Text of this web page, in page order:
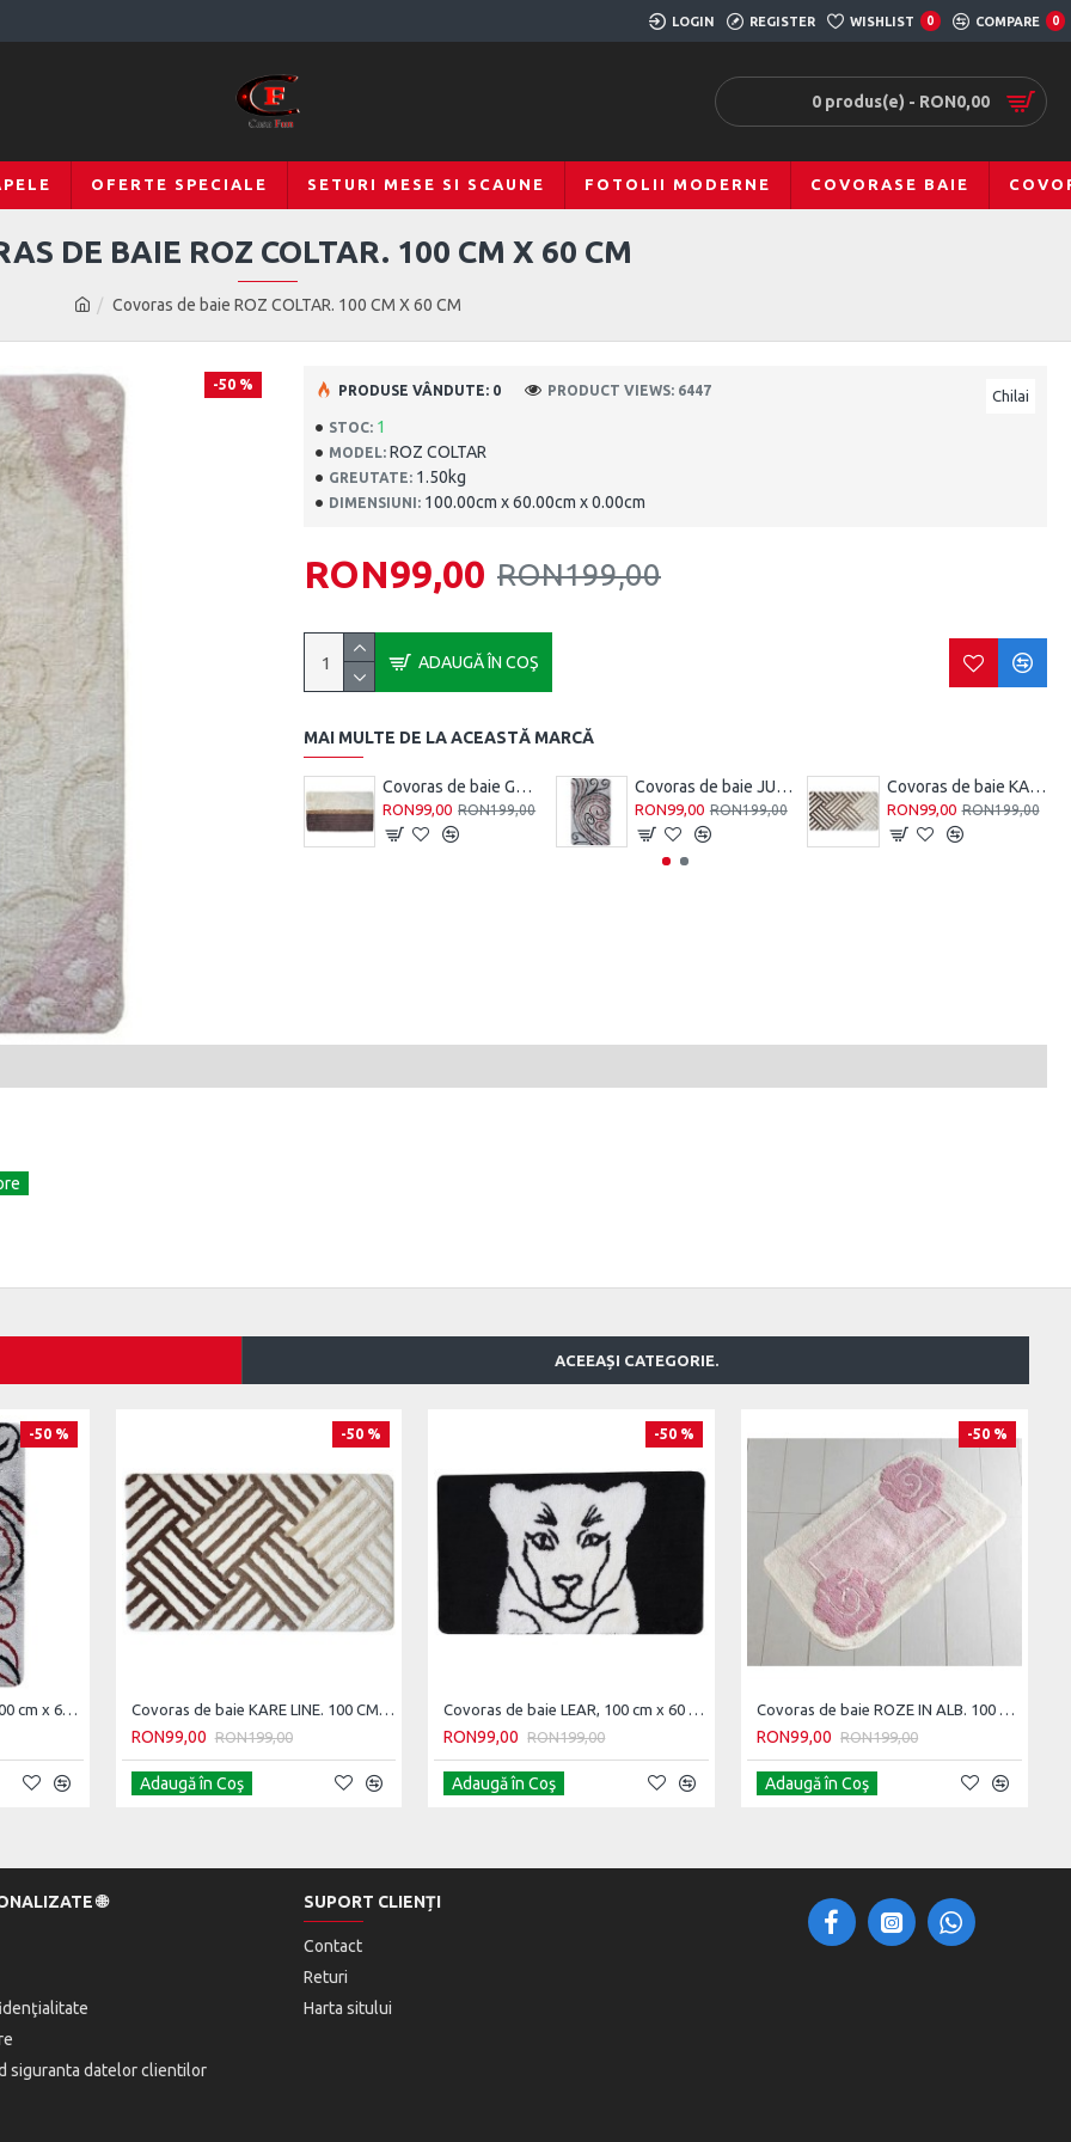
LOGIN REGISTER WISHLIST 0 COMPARE 0
0 produs(e) - RON0,00
OFERTE SPECIALE SETURI MESE SI SCAUNE FOTOLII MODERNE COVORASE BAIE
Covoras de baie ROZ COLTAR. 100 CM X 60 CM
DE BAIE ROZ COLTAR. 100 CM X 60 CM
-50 %
STOC: 1
MODEL: ROZ COLTAR
GREUTATE: 1.50kg
DIMENSIUNI: 100.00cm x 60.00cm x 0.00cm
Chilai
PRODUSE VÂNDUTE: 0 PRODUCT VIEWS: 6447
RON99,00 RON199,00
ADAUGĂ ÎN COŞ
MAI MULTE DE LA ACEASTĂ MARCĂ
Covoras de baie GOLD LINE. 100 CM X 60 CM
RON99,00 RON199,00
Covoras de baie JULIET, 100 cm x 60 cm
RON99,00 RON199,00
Covoras de baie KARE LINE. 100 CM X 60 CM
RON99,00 RON199,00
ACEEAȘI CATEGORIE.
-50 %
Covoras de baie JULIET, 100 cm x 60 cm
-50 %
Covoras de baie KARE LINE. 100 CM X 60 CM
RON99,00 RON199,00
Adaugă în Coş
-50 %
Covoras de baie LEAR, 100 cm x 60 cm
RON99,00 RON199,00
Adaugă în Coş
-50 %
Covoras de baie ROZE IN ALB. 100 CM X 60 CM
RON99,00 RON199,00
Adaugă în Coş
🌐
siguranta datelor clientilor
SUPORT CLIENȚI
Contact
Returi
Harta sitului